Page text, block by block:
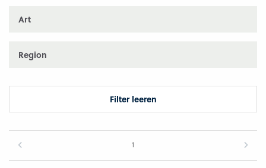
Art
Region
Filter leeren
1